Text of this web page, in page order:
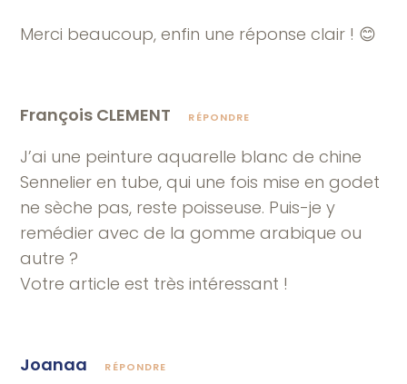
Merci beaucoup, enfin une réponse clair ! 😊
François CLEMENT RÉPONDRE
J’ai une peinture aquarelle blanc de chine
Sennelier en tube, qui une fois mise en godet
ne sèche pas, reste poisseuse. Puis-je y
remédier avec de la gomme arabique ou
autre ?
Votre article est très intéressant !
Joanaa RÉPONDRE